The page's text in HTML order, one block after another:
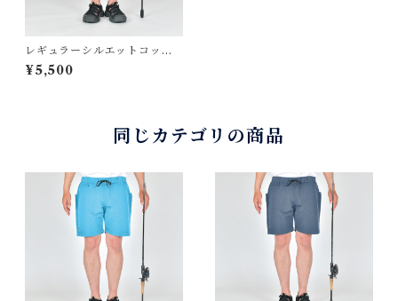
レギュラーシルエットコット
ンナイロンイージーショート
パンツ "The Sallow Game"
¥5,500
同じカテゴリの商品